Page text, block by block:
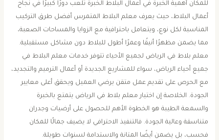
للمكان أهمية الخبرة في أعمال البلاط الخبرة تلعب دورًا كبيرًا في نجاح
أعمال البلاط، حيث يعرف معلم البلاط المتمرس أفضل طرق التركيب
المناسبة لكل نوع، ويتعامل باحترافية مع الزوايا والمساحات الصعبة،
مما يضمن مظهرًا أنيقًا وعمرًا أطول للبلاط دون مشاكل مستقبلية.
معلم بلاط في الرياض لجميع الأحياء تتوفر خدمات معلم البلاط في
جميع أحياء الرياض، سواء للمشاريع الجديدة أو أعمال الترميم والتجديد،
مع الحرص على تقديم عمل متقن يرضي العميل ويحقق أعلى معايير
الجودة. الخلاصة إن اختيار معلم بلاط في الرياض يتمتع بالخبرة
والسمعة الطيبة هو الخطوة الأهم للحصول على أرضيات وجدران
متناسقة وعالية الجودة. فالتنفيذ الاحترافي لا يضيف جمالًا للمكان
فحسب، بل يضمن أيضًا المتانة والاستدامة لسنوات طويلة.